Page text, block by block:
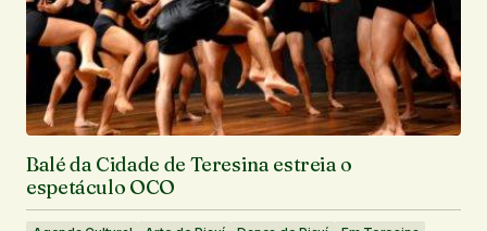
Balé da Cidade de Teresina estreia o
espetáculo OCO